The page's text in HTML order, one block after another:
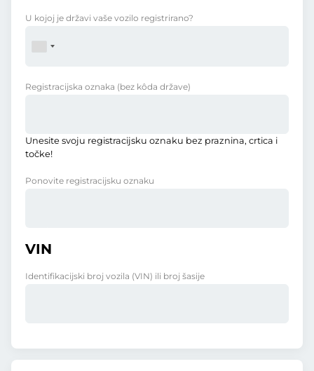
U kojoj je državi vaše vozilo registrirano?
Registracijska oznaka (bez kôda države)
Unesite svoju registracijsku oznaku bez praznina, crtica i
točke!
Ponovite registracijsku oznaku
VIN
Identifikacijski broj vozila (VIN) ili broj šasije